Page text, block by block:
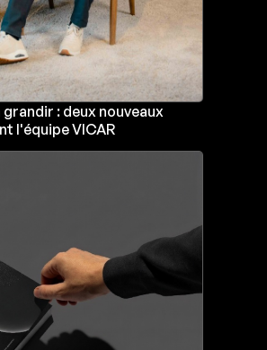
: deux nouveaux
l'équipe VICAR